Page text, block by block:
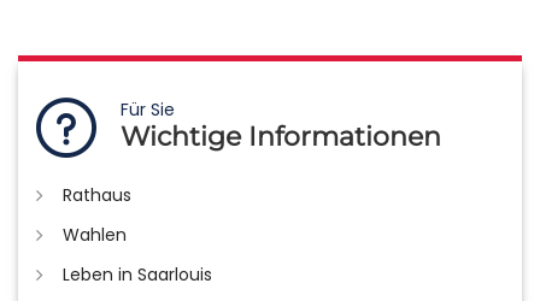
Für Sie
Wichtige Informationen
Rathaus
Wahlen
Leben in Saarlouis